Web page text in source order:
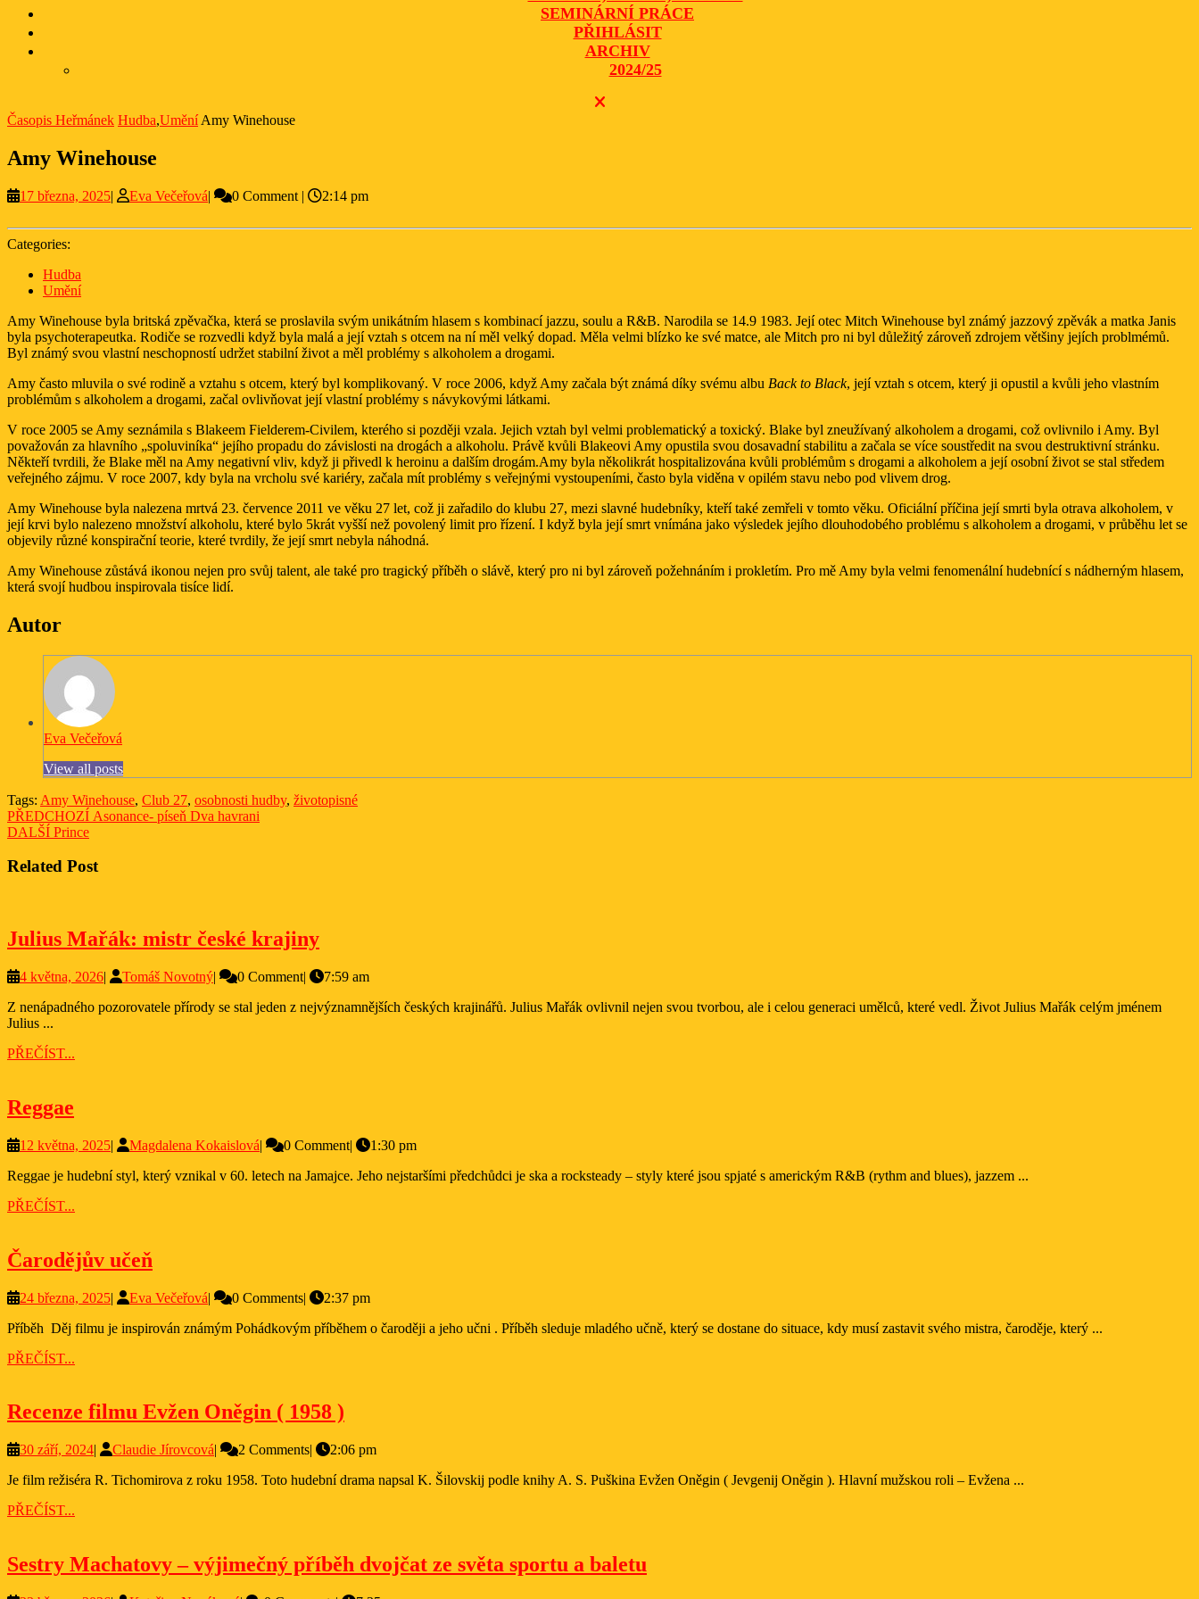
SEMINÁRNÍ PRÁCE
PŘIHLÁSIT
ARCHIV
2024/25
CLOSE
Časopis Heřmánek Hudba,UměníAmy Winehouse
Amy Winehouse
17 března, 202517
2025
| Eva VečeřováEva
| 0 Comment | 2:14 pm
Categories:
Hudba
Umění
Amy Winehouse byla britská zpěvačka, která se proslavila svým unikátním hlasem s kombinací jazzu, soulu a R&B. Narodila se 14.9 1983. Její otec Mitch Winehouse byl známý jazzový zpěvák a matka Janis
byla psychoterapeutka. Rodiče se rozvedli když byla malá a její vztah s otcem na ní měl velký dopad. Měla velmi blízko ke své matce, ale Mitch pro ni byl důležitý zároveň zdrojem většiny jejích problmémů.
Byl známý svou vlastní neschopností udržet stabilní život a měl problémy s alkoholem a drogami.
Amy často mluvila o své rodině a vztahu s otcem, který byl komplikovaný. V roce 2006, když Amy začala být známá díky svému albu Back to Black, její vztah s otcem, který ji opustil a kvůli jeho vlastním
problémům s alkoholem a drogami, začal ovlivňovat její vlastní problémy s návykovými látkami.
V roce 2005 se Amy seznámila s Blakeem Fielderem-Civilem, kterého si později vzala. Jejich vztah byl velmi problematický a toxický. Blake byl zneužívaný alkoholem a drogami, což ovlivnilo i Amy. Byl
považován za hlavního „spoluviníka“ jejího propadu do závislosti na drogách a alkoholu. Právě kvůli Blakeovi Amy opustila svou dosavadní stabilitu a začala se více soustředit na svou destruktivní stránku.
Někteří tvrdili, že Blake měl na Amy negativní vliv, když ji přivedl k heroinu a dalším drogám.Amy byla několikrát hospitalizována kvůli problémům s drogami a alkoholem a její osobní život se stal středem
veřejného zájmu. V roce 2007, kdy byla na vrcholu své kariéry, začala mít problémy s veřejnými vystoupeními, často byla viděna v opilém stavu nebo pod vlivem drog.
Amy Winehouse byla nalezena mrtvá 23. července 2011 ve věku 27 let, což ji zařadilo do klubu 27, mezi slavné hudebníky, kteří také zemřeli v tomto věku. Oficiální příčina její smrti byla otrava alkoholem, v
její krvi bylo nalezeno množství alkoholu, které bylo 5krát vyšší než povolený limit pro řízení. I když byla její smrt vnímána jako výsledek jejího dlouhodobého problému s alkoholem a drogami, v průběhu let se
objevily různé konspirační teorie, které tvrdily, že její smrt nebyla náhodná.
Amy Winehouse zůstává ikonou nejen pro svůj talent, ale také pro tragický příběh o slávě, který pro ni byl zároveň požehnáním i prokletím. Pro mě Amy byla velmi fenomenální hudebnící s nádherným hlasem,
která svojí hudbou inspirovala tisíce lidí.
Autor
Eva Večeřová
View all posts
Tags: Amy Winehouse, Club 27, osobnosti hudby, životopisné
Navigace
pro
příspěvek
PŘEDCHOZÍ Previous
Asonance- píseň Dva havrani
DALŠÍ Next
Prince
Related Post
Julius Mařák: mistr české krajinyJulius
mistr
české
4 května, 20264
2026
| Tomáš NovotnýTomáš
| 0 Comment|
7:59 am
Z nenápadného pozorovatele přírody se stal jeden z nejvýznamnějších českých krajinářů. Julius Mařák ovlivnil nejen svou tvorbou, ale i celou generaci umělců, které vedl. Život Julius Mařák celým jménem
Julius ...
PŘEČÍST...
Reggae
12 května, 202512
2025
| Magdalena KokaislováMagdalena
| 0 Comment|
1:30 pm
Reggae je hudební styl, který vznikal v 60. letech na Jamajce. Jeho nejstaršími předchůdci je ska a rocksteady – styly které jsou spjaté s americkým R&B (rythm and blues), jazzem ...
PŘEČÍST...
Čarodějův učeň
24 března, 202524
2025
| Eva VečeřováEva
| 0 Comments|
2:37 pm
Příběh Děj filmu je inspirován známým Pohádkovým příběhem o čaroději a jeho učni . Příběh sleduje mladého učně, který se dostane do situace, kdy musí zastavit svého mistra, čaroděje, který ...
PŘEČÍST...
Recenze filmu Evžen Oněgin ( 1958 )
Evžen
Oněgin
)
30 září, 202430
2024
| Claudie JírovcováClaudie
| 2 Comments|
2:06 pm
Je film režiséra R. Tichomirova z roku 1958. Toto hudební drama napsal K. Šilovskij podle knihy A. S. Puškina Evžen Oněgin ( Jevgenij Oněgin ). Hlavní mužskou roli – Evžena ...
PŘEČÍST...
Sestry Machatovy – výjimečný příběh dvojčat ze světa sportu a baletu